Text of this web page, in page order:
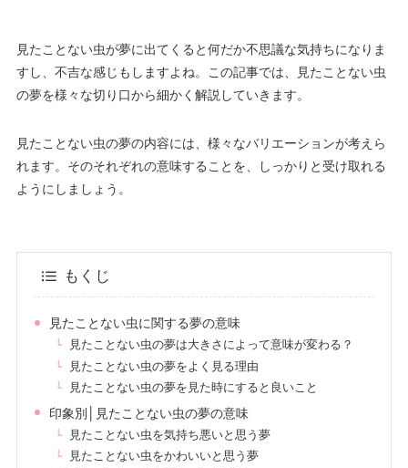
見たことない虫が夢に出てくると何だか不思議な気持ちになりま
すし、不吉な感じもしますよね。この記事では、見たことない虫
の夢を様々な切り口から細かく解説していきます。
見たことない虫の夢の内容には、様々なバリエーションが考えら
れます。そのそれぞれの意味することを、しっかりと受け取れる
ようにしましょう。
もくじ
見たことない虫に関する夢の意味
見たことない虫の夢は大きさによって意味が変わる？
見たことない虫の夢をよく見る理由
見たことない虫の夢を見た時にすると良いこと
印象別│見たことない虫の夢の意味
見たことない虫を気持ち悪いと思う夢
見たことない虫をかわいいと思う夢